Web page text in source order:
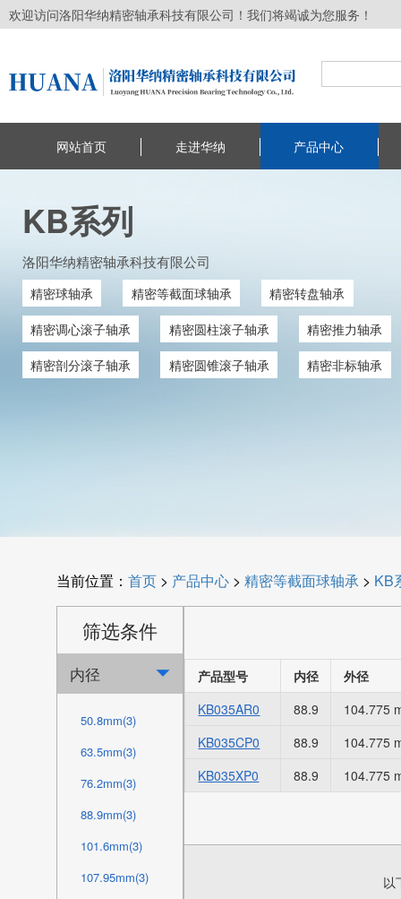
欢迎访问洛阳华纳精密轴承科技有限公司！我们将竭诚为您服务！
网站首页 走进华纳 产品中心
KB系列
洛阳华纳精密轴承科技有限公司
精密球轴承 精密等截面球轴承
精密转盘轴承
精密调心滚子轴承
精密圆柱滚子轴承
精密推力轴承
精密剖分滚子轴承
精密圆锥滚子轴承 精密非标轴承
当前位置：首页 > 产品中心 >精密等截面球轴承 > KB
筛选条件
内径 
50.8mm(3)
63.5mm(3)
76.2mm(3)
88.9mm(3)
101.6mm(3)
107.95mm(3)
产品型号 内径
外径
KB035AR0
88.9
104.775
KB035CP0
88.9
104.775
KB035XP0
88.9 104.775
以